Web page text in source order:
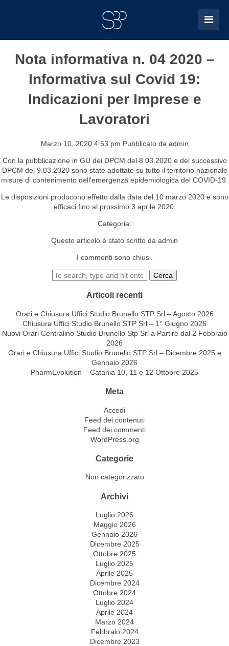
Nota informativa n. 04 2020 –
Informativa sul Covid 19:
Indicazioni per Imprese e
Lavoratori
Marzo 10, 2020 4:53 pm Pubblicato da admin
Con la pubblicazione in GU dei DPCM del 8.03.2020 e del successivo
DPCM del 9.03.2020 sono state adottate su tutto il territorio nazionale
misure di contenimento dell’emergenza epidemiologica del COVID-19.
Le disposizioni producono effetto dalla data del 10 marzo 2020 e sono
efficaci fino al prossimo 3 aprile 2020.
Categoria:
Questo articolo è stato scritto da admin
I commenti sono chiusi.
Cerca
Articoli recenti
Orari e Chiusura Uffici Studio Brunello STP Srl – Agosto 2026
Chiusura Uffici Studio Brunello STP Srl – 1° Giugno 2026
Nuovi Orari Centralino Studio Brunello Stp Srl a Partire dal 2 Febbraio
2026
Orari e Chiusura Uffici Studio Brunello STP Srl – Dicembre 2025 e
Gennaio 2026
PharmEvolution – Catania 10, 11 e 12 Ottobre 2025
Meta
Accedi
Feed dei contenuti
Feed dei commenti
WordPress.org
Categorie
Non categorizzato
Archivi
Luglio 2026
Maggio 2026
Gennaio 2026
Dicembre 2025
Ottobre 2025
Luglio 2025
Aprile 2025
Dicembre 2024
Ottobre 2024
Luglio 2024
Aprile 2024
Marzo 2024
Febbraio 2024
Dicembre 2023